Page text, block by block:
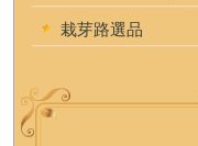
栽芽路選品